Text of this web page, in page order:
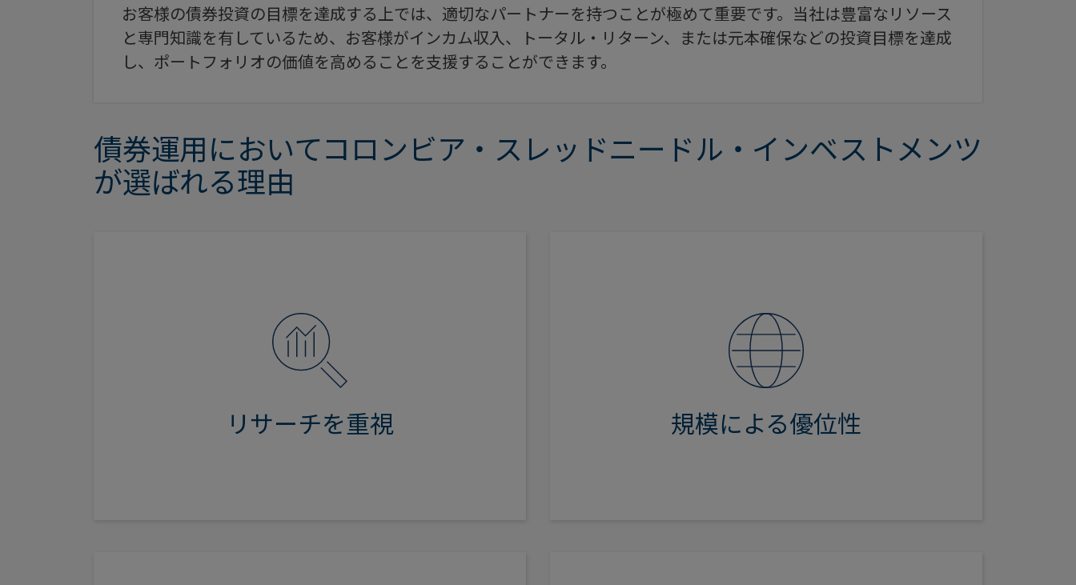
お客様の債券投資の目標を達成する上では、適切なパートナーを持つことが極めて重要です。当社は豊富なリソース
と専門知識を有しているため、お客様がインカム収入、トータル・リターン、または元本確保などの投資目標を達成
し、ポートフォリオの価値を高めることを支援することができます。
債券運用においてコロンビア・スレッドニードル・インベストメンツ
が選ばれる理由
リサーチを重視
強力かつ独立したアプローチにより、発行体や業種動
向に関する詳細を把握し、これらの知識に基づいて強
規模による優位性
当社はグローバルな運用体制や大きなスケールがある
為、市場へのアクセスが容易であり、詳細なリサーチ
に基づいて発行体を適切に評価することができます。
る機敏性も持ち合わせています。